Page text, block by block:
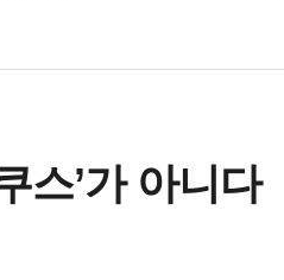
스’가 아니다